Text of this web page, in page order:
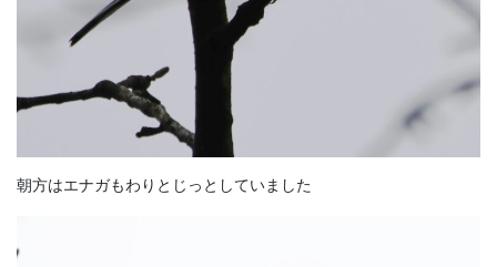
朝方はエナガもわりとじっとしていました